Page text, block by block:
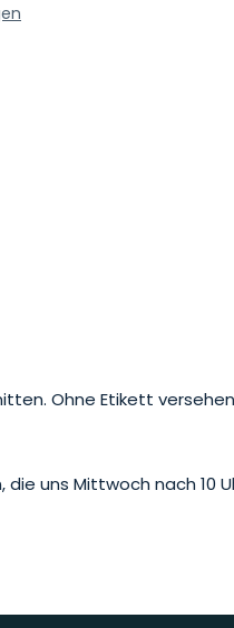
Ohne Etikett
uns Mittwoch nach 10